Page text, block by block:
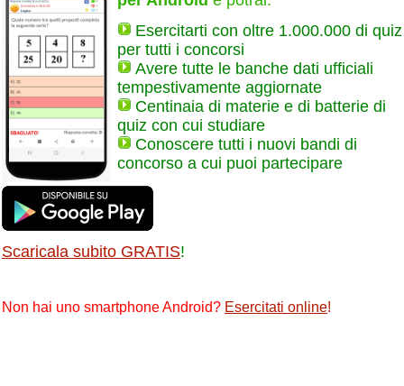
Esercitarti con oltre 1.000.000 di quiz
per tutti i concorsi
Avere tutte le banche dati ufficiali
tempestivamente aggiornate
Centinaia di materie e di batterie di
quiz con cui studiare
Conoscere tutti i nuovi bandi di
concorso a cui puoi partecipare
Scaricala subito GRATIS!
Non hai uno smartphone Android? Esercitati online!